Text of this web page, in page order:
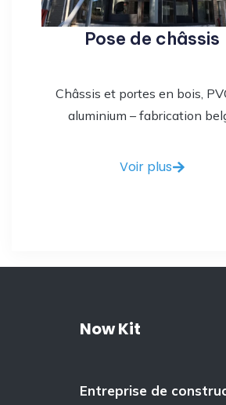
Pose de châssis
Châssis et portes en bois,
aluminium – fabrication
Voir plus
Now Kit
Entreprise de